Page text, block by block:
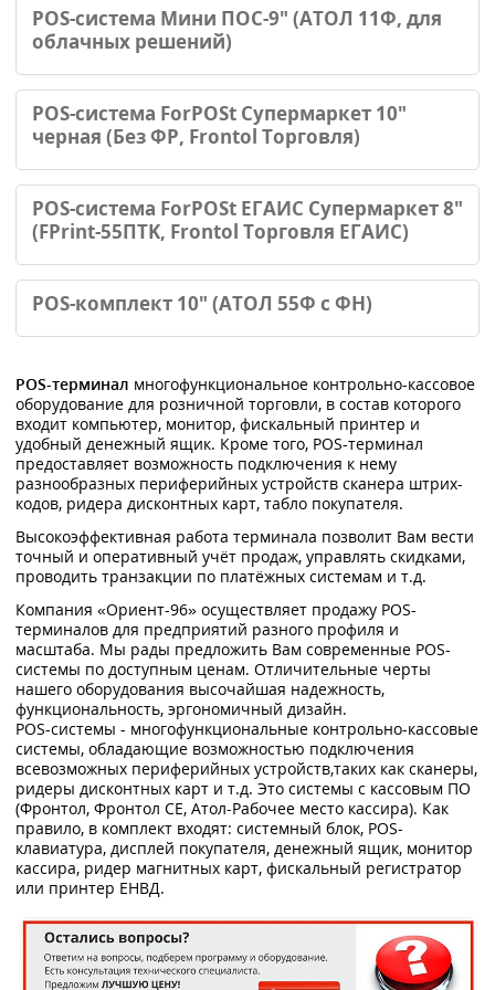
POS-система Мини ПОС-9" (АТОЛ 11Ф, для
облачных решений)
POS-система ForPOSt Супермаркет 10"
черная (Без ФР, Frontol Торговля)
POS-система ForPOSt ЕГАИС Супермаркет 8"
(FPrint-55ПТK, Frontol Торговля ЕГАИС)
POS-комплект 10" (АТОЛ 55Ф c ФН)
POS-терминал многофункциональное контрольно-кассовое
оборудование для розничной торговли, в состав которого
входит компьютер, монитор, фискальный принтер и
удобный денежный ящик. Кроме того, POS-терминал
предоставляет возможность подключения к нему
разнообразных периферийных устройств сканера штрих-
кодов, ридера дисконтных карт, табло покупателя.
Высокоэффективная работа терминала позволит Вам вести
точный и оперативный учёт продаж, управлять скидками,
проводить транзакции по платёжных системам и т.д.
Компания «Ориент-96» осуществляет продажу POS-
терминалов для предприятий разного профиля и
масштаба. Мы рады предложить Вам современные POS-
системы по доступным ценам. Отличительные черты
нашего оборудования высочайшая надежность,
функциональность, эргономичный дизайн.
POS-системы - многофункциональные контрольно-кассовые
системы, обладающие возможностью подключения
всевозможных периферийных устройств,таких как сканеры,
ридеры дисконтных карт и т.д. Это системы с кассовым ПО
(Фронтол, Фронтол СЕ, Атол-Рабочее место кассира). Как
правило, в комплект входят: системный блок, POS-
клавиатура, дисплей покупателя, денежный ящик, монитор
кассира, ридер магнитных карт, фискальный регистратор
или принтер ЕНВД.